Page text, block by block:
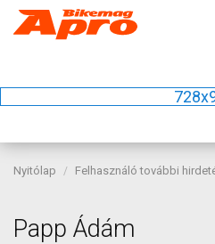
Nyitólap Felhasználó további
Papp Ádám